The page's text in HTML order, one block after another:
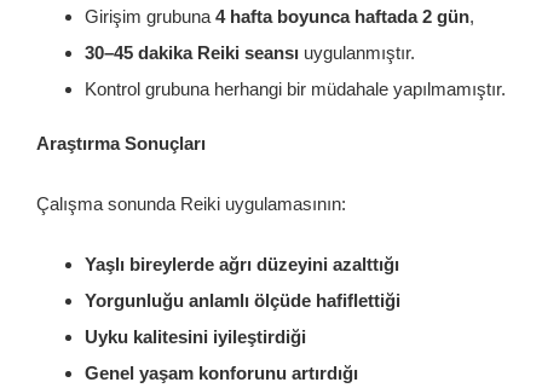
Girişim grubuna 4 hafta boyunca haftada 2 gün,
30–45 dakika Reiki seansı uygulanmıştır.
Kontrol grubuna herhangi bir müdahale yapılmamıştır.
Araştırma Sonuçları
Çalışma sonunda Reiki uygulamasının:
Yaşlı bireylerde ağrı düzeyini azalttığı
Yorgunluğu anlamlı ölçüde hafiflettiği
Uyku kalitesini iyileştirdiği
Genel yaşam konforunu artırdığı